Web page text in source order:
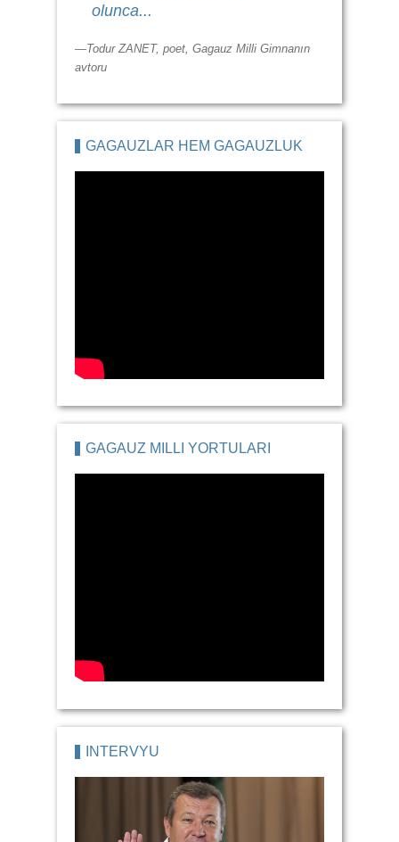
olunca...
—Todur ZANET, poet, Gagauz Milli Gimnanın
avtoru
GAGAUZLAR HEM GAGAUZLUK
GAGAUZ MILLI YORTULARI
İNTERVYU